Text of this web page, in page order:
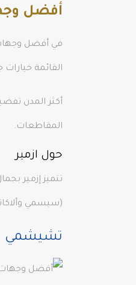
أفضل
القائمة خيارات
أكثر المدن
المقاطعات.
حول ازمير
تتميز إزمير
(سيسمي
تشيشمي